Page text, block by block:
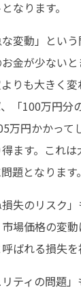
なります。
変動」とい
金が少ない
りも大きく
「100万円分
万円かかって
ます。これ
題となります。
失のリスク
場価格の変
ばれる損失を
ティの問題